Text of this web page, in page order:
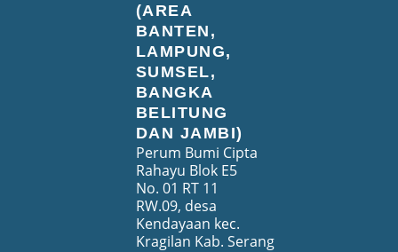
(AREA
BANTEN,
LAMPUNG,
SUMSEL,
BANGKA
BELITUNG
DAN JAMBI)
Perum Bumi Cipta
Rahayu Blok E5
No. 01 RT 11
RW.09, desa
Kendayaan kec.
Kragilan Kab. Serang